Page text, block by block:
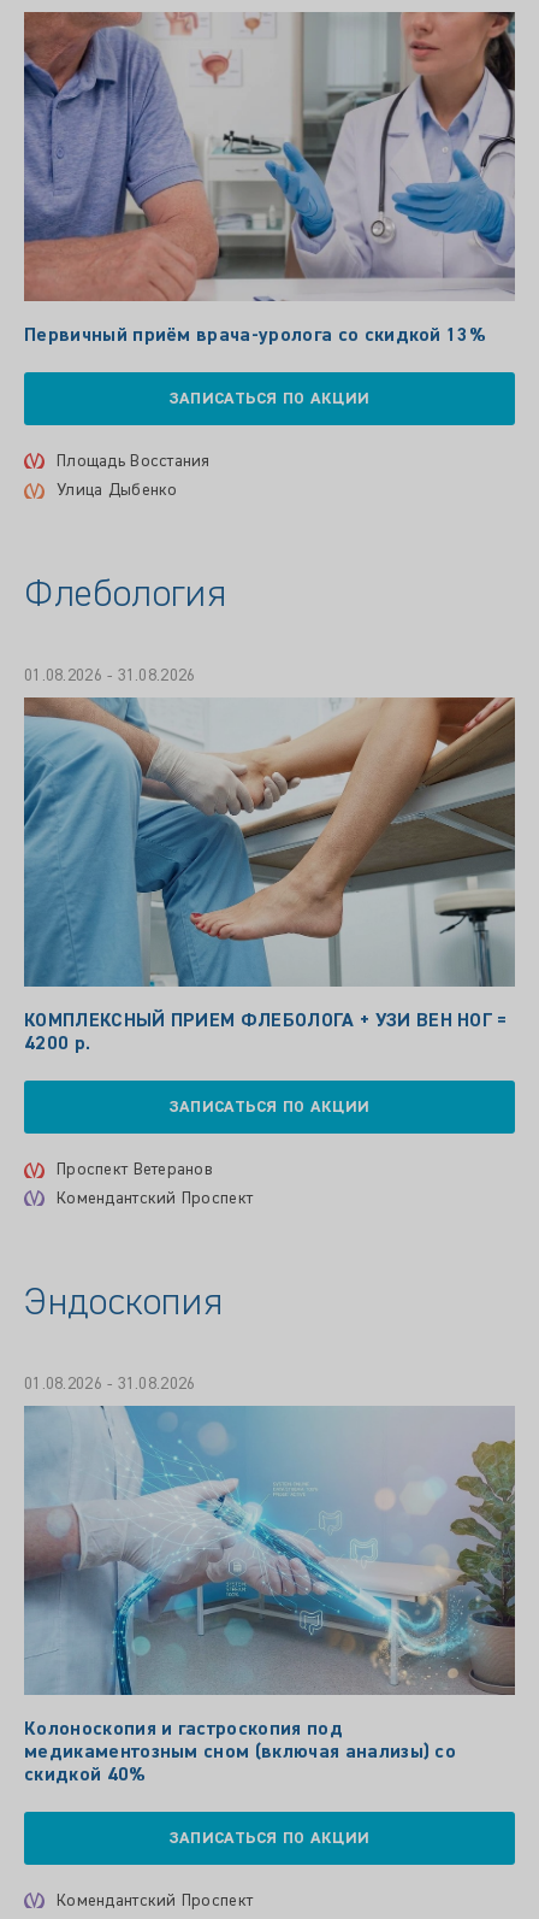
Первичный приём врача-уролога со скидкой 13%
ЗАПИСАТЬСЯ ПО АКЦИИ
Площадь Восстания
Улица Дыбенко
Флебология
01.08.2026 - 31.08.2026
КОМПЛЕКСНЫЙ ПРИЕМ ФЛЕБОЛОГА + УЗИ ВЕН НОГ =
4200 р.
ЗАПИСАТЬСЯ ПО АКЦИИ
Проспект Ветеранов
Комендантский Проспект
Эндоскопия
01.08.2026 - 31.08.2026
Колоноскопия и гастроскопия под
медикаментозным сном (включая анализы) со
скидкой 40%
ЗАПИСАТЬСЯ ПО АКЦИИ
Комендантский Проспект